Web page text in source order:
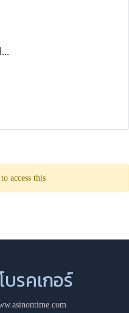
access this
รคเกอร์